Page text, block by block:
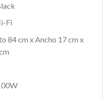
Fi
84 cm x Ancho 17 cm x